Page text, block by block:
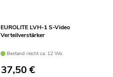
EUROLITE LVH-1 S-Video
Verteilverstärker
Bestand reicht ca. 12 Wo.
37,50€